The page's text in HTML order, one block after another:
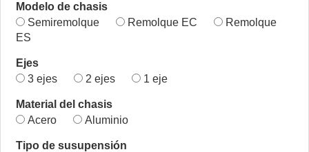
Modelo de chasis
Semiremolque
Remolque EC
ES
Ejes
3 ejes
2 ejes 1 eje
Material del chasis
Acero
Aluminio
Tipo de susupensión